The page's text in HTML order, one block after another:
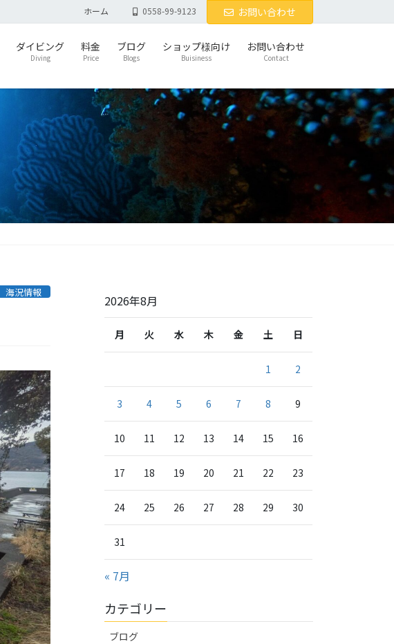
ホーム 0558-99-9123 お問い合わせ
ダイビング
Diving
料金
Price
ブログ
Blogs
ショップ様向け
Buisiness
お問い合わせ
Contact
海況情報
2026年8月
月 火 水 木 金 土 日
1 2
3 4 5 6 7 8 9
10 11 12 13 14 15 16
17 18 19 20 21 22 23
24 25 26 27 28 29 30
31
« 7月
カテゴリー
ブログ